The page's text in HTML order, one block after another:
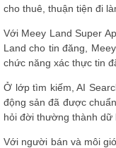
cho thuê, thuận tiện đi
Với Meey Land Super
Land cho tin đăng,
chức năng xác thực tin
Ở lớp tìm kiếm, AI
động sản đã được
hỏi đời thường thành dữ
Với người bán và môi